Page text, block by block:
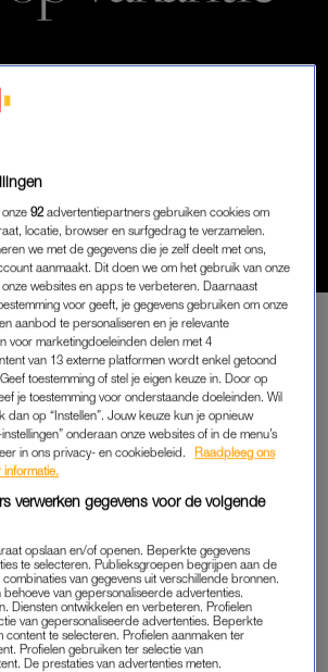
CIJFERSENZO
'S ZOMERS
ER OP
300
PER INWONER
PREMIUM
VERDER MET
PREMIUM
toegang tot alle
online
te gekke winacties en
onze92 advertentiepartners gebruiken cookies om
locatie, browser en surfgedrag te verzamelen.
we met de gegevens die je zelf deelt met ons,
aanmaakt. Dit doen we om het gebruik van onze
websites en apps te verbeteren. Daarnaast
voor geeft, je gegevens gebruiken om onze
aanbod te personaliseren en je relevante
voor marketingdoeleinden delen met 4
van 13 externe platformen wordt enkel getoond
toestemming of stel je eigen keuze in. Door op
je toestemming voor onderstaande doeleinden. Wil
dan op “Instellen”. Jouw keuze kun je opnieuw
onderaan onze websites of in de menu’s
in ons privacy- en cookiebeleid.
Raadpleeg ons
informatie.
verwerken gegevens voor de volgende
opslaan en/of openen. Beperkte gegevens
te selecteren. Publieksgroepen begrijpen aan de
van gegevens uit verschillende bronnen.
van gepersonaliseerde advertenties.
Diensten ontwikkelen en verbeteren. Profielen
van gepersonaliseerde advertenties. Beperkte
content te selecteren. Profielen aanmaken ter
Profielen gebruiken ter selectie van
De prestaties van advertenties meten.